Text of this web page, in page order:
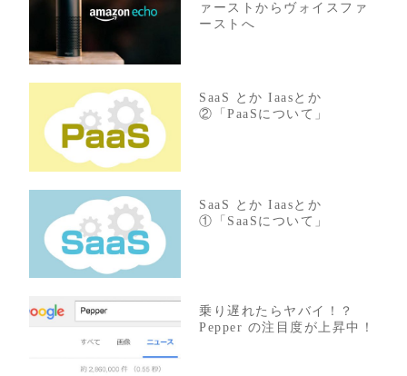
ァーストからヴォイスファ
ーストへ
SaaS とか Iaasとか
②「PaaSについて」
SaaS とか Iaasとか
①「SaaSについて」
乗り遅れたらヤバイ！？
Pepper の注目度が上昇中！